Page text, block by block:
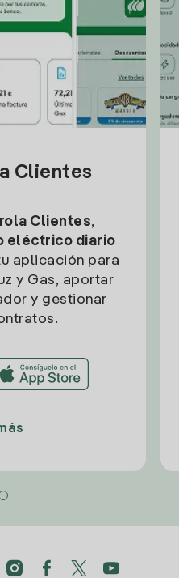
Clientes
Clientes,
eléctrico diario
aplicación para
y Gas, aportar
y gestionar